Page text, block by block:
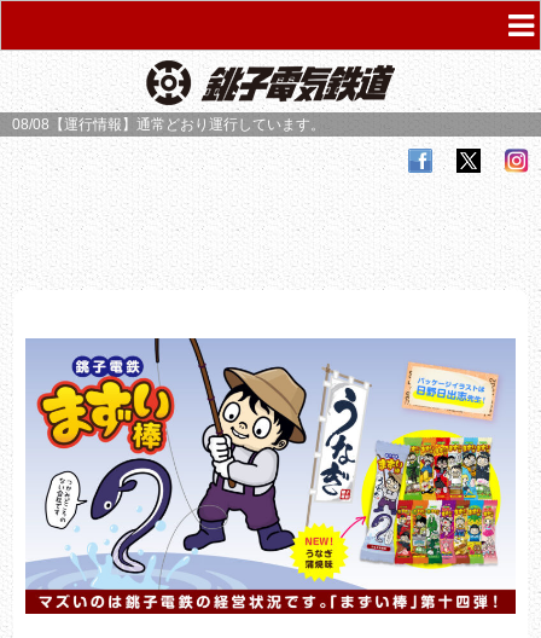
08/08【運行情報】 通常どおり運行しています。